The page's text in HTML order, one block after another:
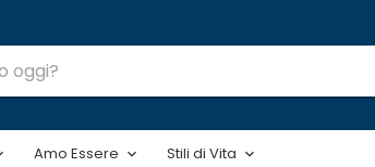
Amo Essere Stili di Vita